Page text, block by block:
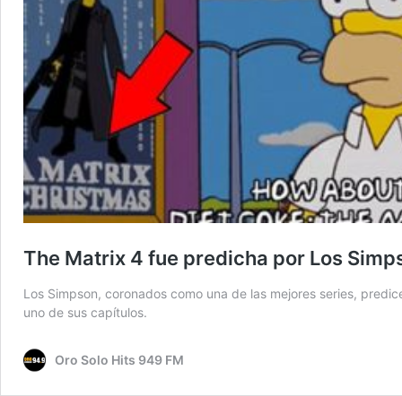
The Matrix 4 fue predicha por Los
Los Simpson, coronados como una de las mejores series,
uno de sus capítulos.
Oro Solo Hits 949 FM